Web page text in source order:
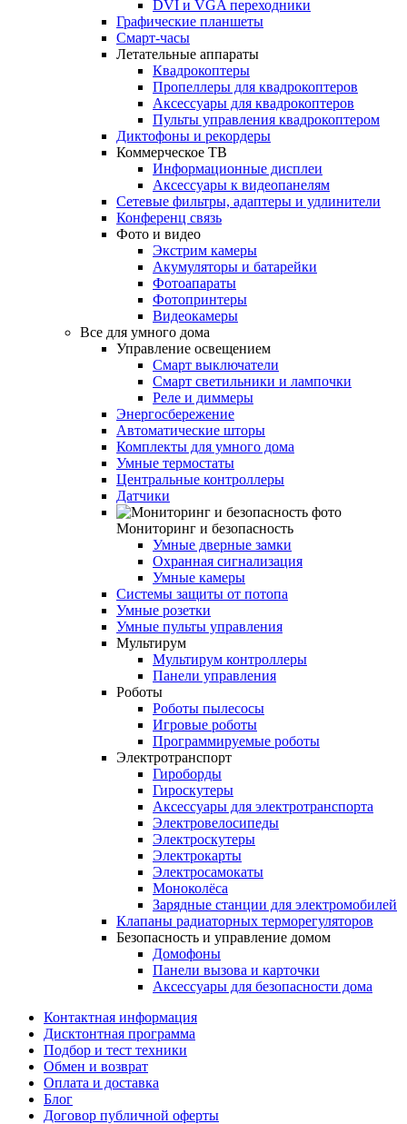
DVI и VGA переходники
Графические планшеты
Смарт-часы
Летательные аппараты
Квадрокоптеры
Пропеллеры для квадрокоптеров
Аксессуары для квадрокоптеров
Пульты управления квадрокоптером
Диктофоны и рекордеры
Коммерческое ТВ
Информационные дисплеи
Аксессуары к видеопанелям
Сетевые фильтры, адаптеры и удлинители
Конференц связь
Фото и видео
Экстрим камеры
Акумуляторы и батарейки
Фотоапараты
Фотопринтеры
Видеокамеры
Все для умного дома
Управление освещением
Смарт выключатели
Смарт светильники и лампочки
Реле и диммеры
Энергосбережение
Автоматические шторы
Комплекты для умного дома
Умные термостаты
Центральные контроллеры
Датчики
Мониторинг и безопасность
Умные дверные замки
Охранная сигнализация
Умные камеры
Системы защиты от потопа
Умные розетки
Умные пульты управления
Мультирум
Мультирум контроллеры
Панели управления
Роботы
Роботы пылесосы
Игровые роботы
Программируемые роботы
Электротранспорт
Гироборды
Гироскутеры
Аксессуары для электротранспорта
Электровелосипеды
Электроскутеры
Электрокарты
Электросамокаты
Моноколёса
Зарядные станции для электромобилей
Клапаны радиаторных терморегуляторов
Безопасность и управление домом
Домофоны
Панели вызова и карточки
Аксессуары для безопасности дома
Контактная информация
Дисктонтная программа
Подбор и тест техники
Обмен и возврат
Оплата и доставка
Блог
Договор публичной оферты